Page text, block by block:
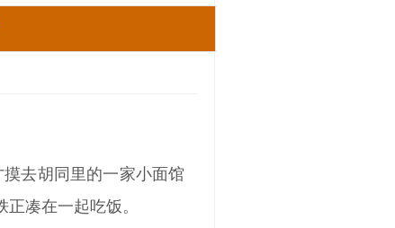
摸去胡同里的一家小面馆
凑在一起吃饭。